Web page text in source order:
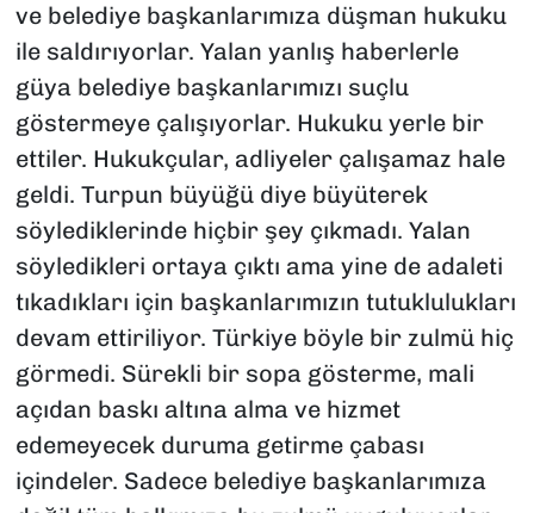
ve belediye başkanlarımıza düşman hukuku
ile saldırıyorlar. Yalan yanlış haberlerle
güya belediye başkanlarımızı suçlu
göstermeye çalışıyorlar. Hukuku yerle bir
ettiler. Hukukçular, adliyeler çalışamaz hale
geldi. Turpun büyüğü diye büyüterek
söylediklerinde hiçbir şey çıkmadı. Yalan
söyledikleri ortaya çıktı ama yine de adaleti
tıkadıkları için başkanlarımızın tutuklulukları
devam ettiriliyor. Türkiye böyle bir zulmü hiç
görmedi. Sürekli bir sopa gösterme, mali
açıdan baskı altına alma ve hizmet
edemeyecek duruma getirme çabası
içindeler. Sadece belediye başkanlarımıza